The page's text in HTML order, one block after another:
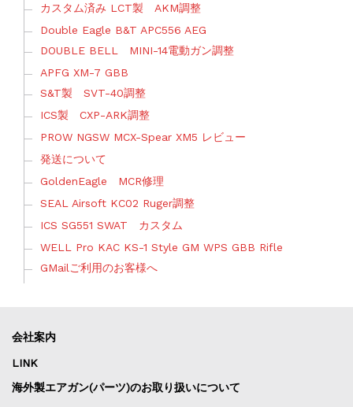
カスタム済み LCT製 AKM調整
Double Eagle B&T APC556 AEG
DOUBLE BELL MINI-14電動ガン調整
APFG XM-7 GBB
S&T製 SVT-40調整
ICS製 CXP-ARK調整
PROW NGSW MCX-Spear XM5 レビュー
発送について
GoldenEagle MCR修理
SEAL Airsoft KC02 Ruger調整
ICS SG551 SWAT カスタム
WELL Pro KAC KS-1 Style GM WPS GBB Rifle
GMailご利用のお客様へ
会社案内
LINK
海外製エアガン(パーツ)のお取り扱いについて